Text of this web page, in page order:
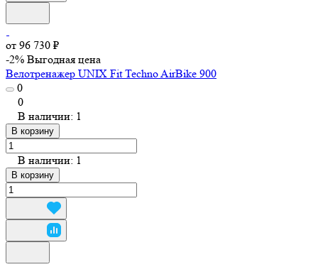
от 96 730 ₽
-2% Выгодная цена
Велотренажер UNIX Fit Techno AirBike 900
0
0
В наличии: 1
В корзину
В наличии: 1
В корзину